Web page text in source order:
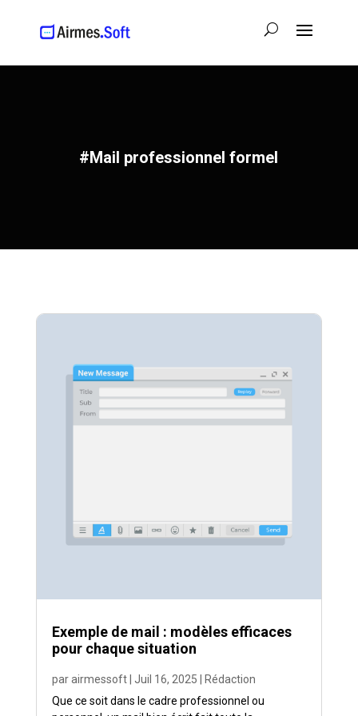
#Mail professionnel formel
Exemple de mail : modèles efficaces
pour chaque situation
parairmessoft| Juil 16, 2025
Rédaction
Que ce soit dans le cadre professionnel ou